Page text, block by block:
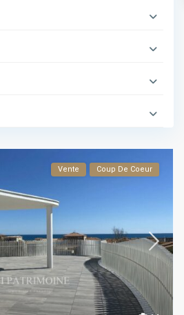
Vente Coup De Coeur